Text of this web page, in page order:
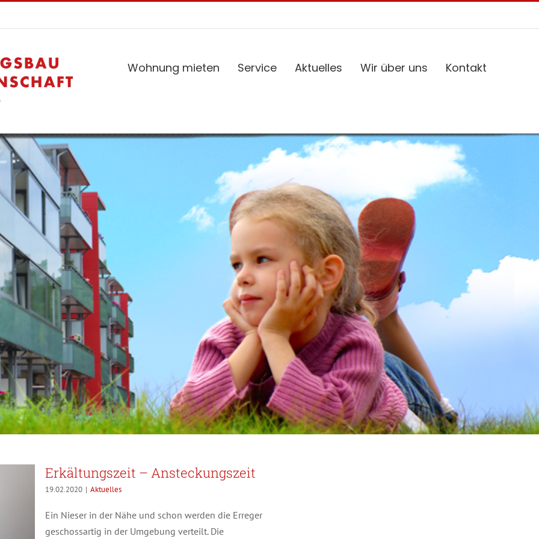
Wohnung mieten Service Aktuelles Wir über uns Kontakt
Erkältungszeit – Ansteckungszeit
19.02.2020 | Aktuelles
Ein Nieser in der Nähe und schon werden die Erreger
geschossartig in der Umgebung verteilt. Die